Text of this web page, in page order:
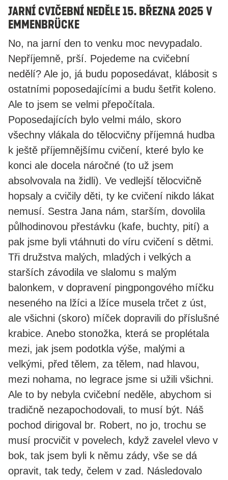
Jarní cvičební neděle 15. března 2025 v
Emmenbrücke
​No, na jarní den to venku moc nevypadalo.
Nepříjemně, prší. Pojedeme na cvičební
nedělí? Ale jo, já budu poposedávat, klábosit s
ostatními poposedajícími a budu šetřit koleno.
Ale to jsem se velmi přepočítala.
Poposedajících bylo velmi málo, skoro
všechny vlákala do tělocvičny příjemná hudba
k ještě příjemnějšímu cvičení, které bylo ke
konci ale docela náročné (to už jsem
absolvovala na židli). Ve vedlejší tělocvičně
hopsaly a cvičily děti, ty ke cvičení nikdo lákat
nemusí. Sestra Jana nám, starším, dovolila
půlhodinovou přestávku (kafe, buchty, pití) a
pak jsme byli vtáhnuti do víru cvičení s dětmi.
Tři družstva malých, mladých i velkých a
starších závodila ve slalomu s malým
balonkem, v dopravení pingpongového míčku
neseného na lžíci a lžíce musela trčet z úst,
ale všichni (skoro) míček dopravili do příslušné
krabice. Anebo stonožka, která se proplétala
mezi, jak jsem podotkla výše, malými a
velkými, před tělem, za tělem, nad hlavou,
mezi nohama, no legrace jsme si užili všichni.
Ale to by nebyla cvičební neděle, abychom si
tradičně nezapochodovali, to musí být. Náš
pochod dirigoval br. Robert, no jo, trochu se
musí procvičit v povelech, když zavelel vlevo v
bok, tak jsem byli k němu zády, vše se dá
opravit, tak tedy, čelem v zad. Následovalo